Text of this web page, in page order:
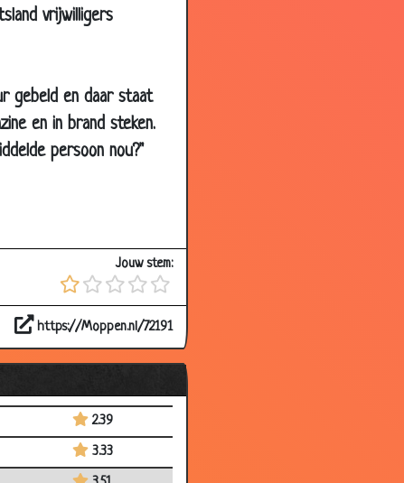
vrijwilligers
gebeld en daar staat
en in brand steken.
persoon nou?"
Jouw stem:
https://Moppen.nl/72191
2.82
4.40
1.75
1.36
2.93
3.07
2.39
3.33